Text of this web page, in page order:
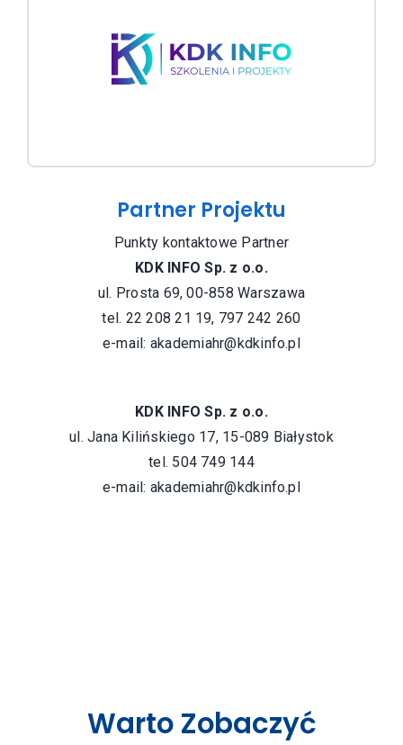
Partner Projektu
Punkty kontaktowe Partner
KDK INFO Sp. z o.o.
ul. Prosta 69, 00-858 Warszawa
tel. 22 208 21 19, 797 242 260
e-mail: akademiahr@kdkinfo.pl
KDK INFO Sp. z o.o.
ul. Jana Kilińskiego 17, 15-089 Białystok
tel. 504 749 144
e-mail: akademiahr@kdkinfo.pl
Warto Zobaczyć